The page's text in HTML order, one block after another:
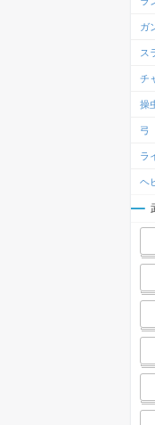
ガ
ス
チ
操
弓
ラ
ヘ